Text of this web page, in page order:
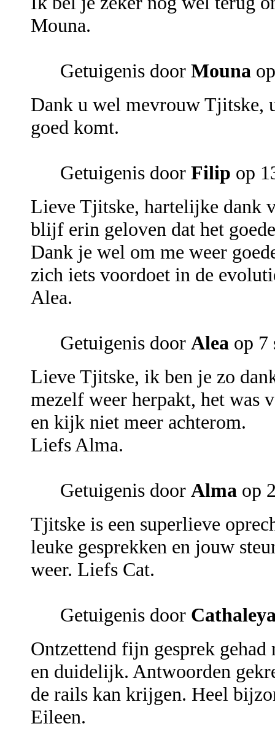
Mouna.
Getuigenis door Mouna
Dank u wel mevrouw Tjitske,
goed komt.
Getuigenis door Filip op
Lieve Tjitske, hartelijke dank
blijf erin geloven dat het
Dank je wel om me weer
zich iets voordoet in de
Alea.
Getuigenis door Alea op 7
Lieve Tjitske, ik ben je zo
mezelf weer herpakt, het was
en kijk niet meer achterom.
Liefs Alma.
Getuigenis door Alma op
Tjitske is een superlieve
leuke gesprekken en jouw
weer. Liefs Cat.
Getuigenis door
Ontzettend fijn gesprek
en duidelijk. Antwoorden
de rails kan krijgen. Heel
Eileen.